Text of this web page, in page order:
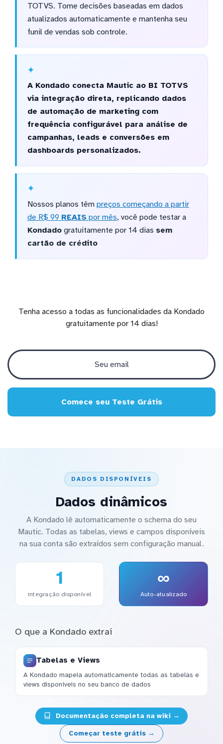
TOTVS. Tome decisões baseadas em dados
atualizados automaticamente e mantenha seu
funil de vendas sob controle.
A Kondado conecta Mautic ao BI TOTVS
via integração direta, replicando dados
de automação de marketing com
frequência configurável para análise de
campanhas, leads e conversões em
dashboards personalizados.
Nossos planos têm preços começando a partir
de R$ 99 REAIS por mês, você pode testar a
Kondadogratuitamente por 14 dias sem
cartão de crédito
Tenha acesso a todas as funcionalidades da Kondado
gratuitamente por 14 dias!
Comece seu Teste Grátis
DADOS DISPONÍVEIS
Dados dinâmicos
A Kondado lê automaticamente o schema do seu
Mautic. Todas as tabelas, views e campos disponíveis
na sua conta são extraídos sem configuração manual.
1
integração disponível
∞
Auto-atualizado
O que a Kondado extrai
Tabelas e Views
A Kondado mapeia automaticamente todas as tabelas e
views disponíveis no seu banco de dados
Documentação completa na wiki →
Começar teste grátis →